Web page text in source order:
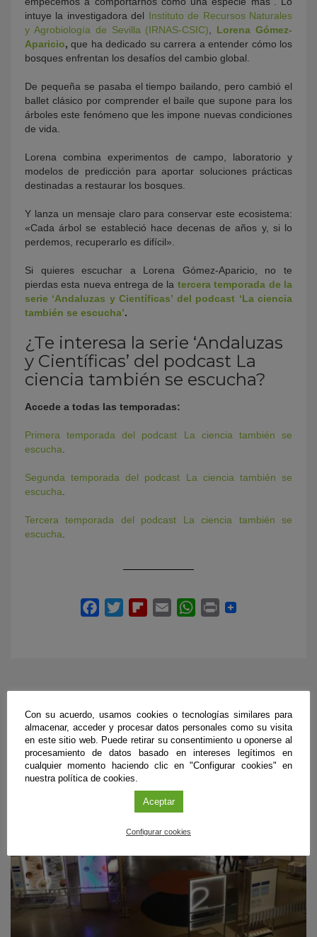
intuye la investigadora del Instituto de Recursos Naturales
y Agrobiología de Sevilla (IRNAS-CSIC)
Lorena Gómez-
Aparicio, que ha dedicado su carrera a entender cómo los
bosques enfrentan los desafíos del cambio global.
De pequeña se pasaba el tiempo bailando, pero cambió el
ballet clásico por comprender el baile que supone para los
árboles este fenómeno que les impone nuevas condiciones
de vida.
Lorena combina experimentos de campo, laboratorio y
modelos de predicción para aportar soluciones prácticas
destinadas a restaurar los bosques.
Y lanza un mensaje claro para conservar este ecosistema:
«Cada árbol se estableció hace decenas de años y, si lo
perdemos, recuperarlo es difícil».
Si quieres escuchar a Lorena Gómez-Aparicio, no te
pierdas esta nueva entrega de la tercera temporada de la
serie ‘Andaluzas y Científicas’ del podcast ‘La ciencia
también se escucha’.
¿Te interesa la serie ‘Andaluzas
y Científicas’ del podcast La
ciencia también se escucha?
Accede a todas las temporadas:
Primera temporada del podcast La ciencia también se
escucha
Segunda temporada del podcast La ciencia también se
escucha
Tercera temporada del podcast La ciencia también se
escucha
PRÓXIMOS EVENTOS
Con su acuerdo, usamos cookies o tecnologías similares para
almacenar, acceder y procesar datos personales como su visita
en este sitio web. Puede retirar su consentimiento u oponerse al
procesamiento de datos basado en intereses legítimos en
cualquier momento haciendo clic en "Configurar cookies" en
nuestra política de cookies.
Aceptar
Configurar cookies